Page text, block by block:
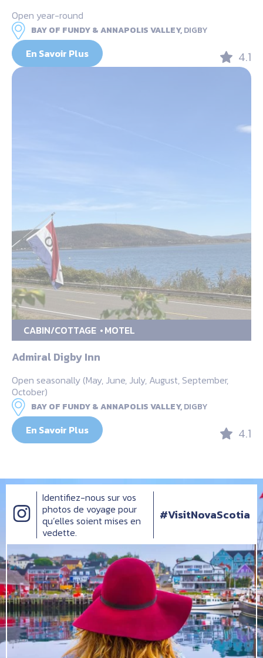
Open year-round
BAY OF FUNDY & ANNAPOLIS VALLEY,DIGBY
En Savoir Plus 4.1
CABIN/COTTAGE MOTEL
Admiral Digby Inn
Open seasonally (May, June, July, August, September,
October)
BAY OF FUNDY & ANNAPOLIS VALLEY,DIGBY
En Savoir Plus 4.1
Identifiez-nous sur vos
photos de voyage pour
qu’elles soient mises en
vedette.
#VisitNovaScotia